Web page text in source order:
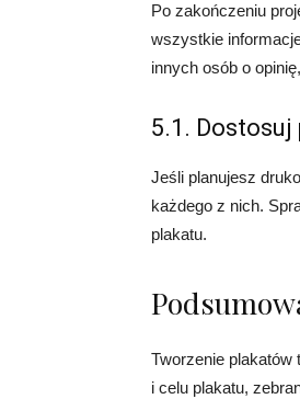
Po zakończeniu
wszystkie
innych osób o
5.1.
Jeśli planujesz
każdego z nich.
plakatu.
Tworzenie plakatów
i celu plakatu,